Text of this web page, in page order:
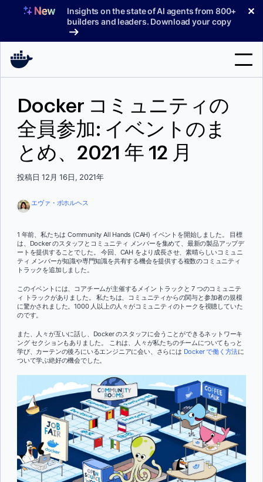
へ
Insights on the state of AI agents from 800+
builders and leaders. Download your copy
✕
製品
サポート
索
サインイン
Docker コミュニティの
全員参加: イベントのま
とめ、2021 年 12 月
投稿日 12月 16日, 2021年
エヴァ・ボホルヘス
1 年前、私たちは Community All Hands (CAH) イベントを開始しました。 目標
は、Docker のスタッフとコミュニティ メンバーを集めて、最新の製品アップデ
ートを提供することでした。 今回、CAH をより成長させ、素晴らしいコミュニ
ティ メンバーが知識や専門知識を共有する機会を提供する複数のコミュニティ
トラックを追加しました。
このイベントには、コアチームが主催するメイン トラックと 7 つのコミュニテ
ィ トラックがありました。 私たちは、コミュニティからの関与と参加者の規模
に驚かされました。1000 人以上の人々がコミュニティのトークを視聴していた
のです。
また、人々が互いに話し、Docker のスタッフに会うことができるネットワーキ
ング セクションもありました。 これは、人々が私たちのチームについてもっと
学び、カーテンの後ろにいるエンジニアに会い、さらには Docker で働く方法に
ついて学ぶ絶好の機会でした。